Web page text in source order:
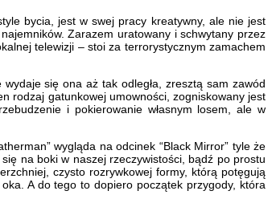
bycia, jest w swej pracy kreatywny, ale nie jest
Zarazem uratowany i schwytany przez
telewizji – stoi za terrorystycznym zamachem
się ona aż tak odległa, zresztą sam zawód
rodzaj gatunkowej umowności, zogniskowany jest
i pokierowanie własnym losem, ale w
wygląda na odcinek “Black Mirror” tyle że
na boki w naszej rzeczywistości, bądź po prostu
czysto rozrywkowej formy, którą potęgują
A do tego to dopiero początek przygody, która